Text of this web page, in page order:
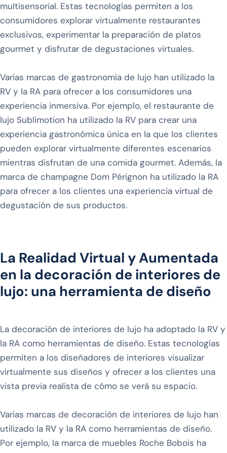
multisensorial. Estas tecnologías permiten a los
consumidores explorar virtualmente restaurantes
exclusivos, experimentar la preparación de platos
gourmet y disfrutar de degustaciones virtuales.
Varias marcas de gastronomía de lujo han utilizado la
RV y la RA para ofrecer a los consumidores una
experiencia inmersiva. Por ejemplo, el restaurante de
lujo Sublimotion ha utilizado la RV para crear una
experiencia gastronómica única en la que los clientes
pueden explorar virtualmente diferentes escenarios
mientras disfrutan de una comida gourmet. Además, la
marca de champagne Dom Pérignon ha utilizado la RA
para ofrecer a los clientes una experiencia virtual de
degustación de sus productos.
La Realidad Virtual y Aumentada
en la decoración de interiores de
lujo: una herramienta de diseño
La decoración de interiores de lujo ha adoptado la RV y
la RA como herramientas de diseño. Estas tecnologías
permiten a los diseñadores de interiores visualizar
virtualmente sus diseños y ofrecer a los clientes una
vista previa realista de cómo se verá su espacio.
Varias marcas de decoración de interiores de lujo han
utilizado la RV y la RA como herramientas de diseño.
Por ejemplo, la marca de muebles Roche Bobois ha